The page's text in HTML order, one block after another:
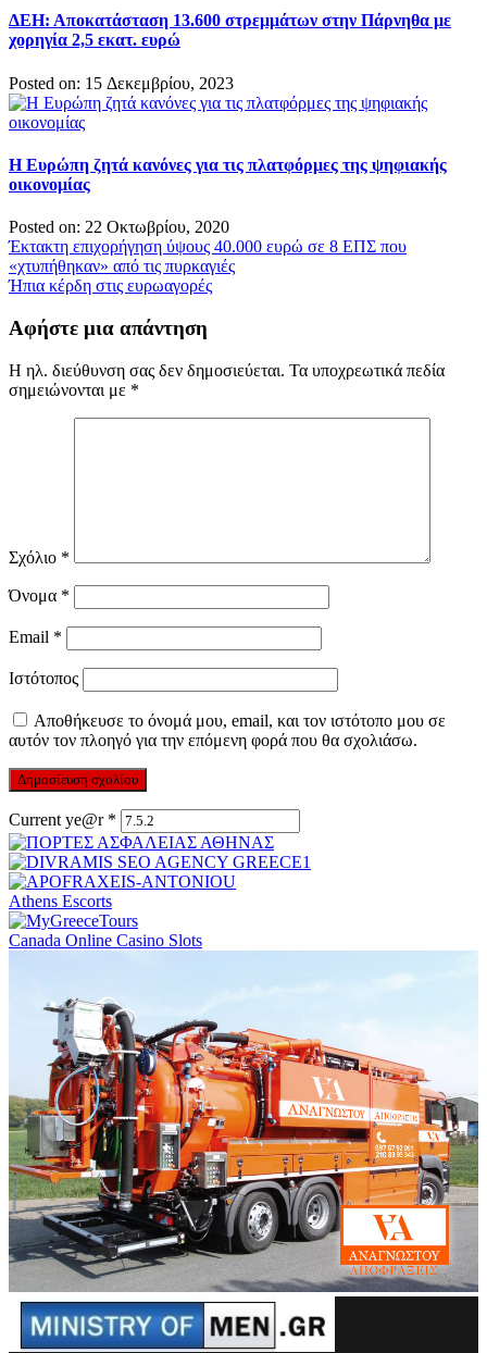
ΔΕΗ: Αποκατάσταση 13.600 στρεμμάτων στην Πάρνηθα με
χορηγία 2,5 εκατ. ευρώ
Posted on: 15 Δεκεμβρίου, 2023
Η Ευρώπη ζητά κανόνες για τις πλατφόρμες της ψηφιακής
οικονομίας
Posted on: 22 Οκτωβρίου, 2020
Πλοήγηση
άρθρων
Έκτακτη επιχορήγηση ύψους 40.000 ευρώ σε 8 ΕΠΣ που
«χτυπήθηκαν» από τις πυρκαγιές
Ήπια κέρδη στις ευρωαγορές
Αφήστε μια απάντηση
Η ηλ. διεύθυνση σας δεν δημοσιεύεται. Τα υποχρεωτικά πεδία
σημειώνονται με *
Σχόλιο *
Όνομα *
Email *
Ιστότοπος
Αποθήκευσε το όνομά μου, email, και τον ιστότοπο μου σε
αυτόν τον πλοηγό για την επόμενη φορά που θα σχολιάσω.
Current ye@r *
Athens Escorts
Canada Online Casino Slots